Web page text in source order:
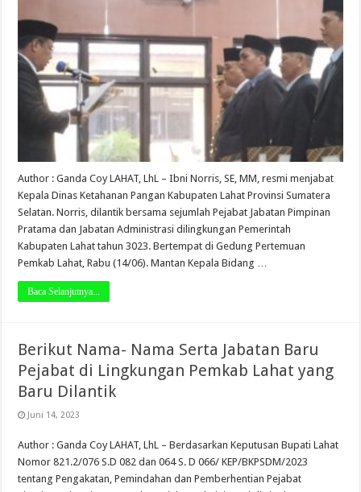
Author : Ganda Coy LAHAT, LhL – Ibni Norris, SE, MM, resmi menjabat
Kepala Dinas Ketahanan Pangan Kabupaten Lahat Provinsi Sumatera
Selatan. Norris, dilantik bersama sejumlah Pejabat Jabatan Pimpinan
Pratama dan Jabatan Administrasi dilingkungan Pemerintah
Kabupaten Lahat tahun 3023. Bertempat di Gedung Pertemuan
Pemkab Lahat, Rabu (14/06). Mantan Kepala Bidang …
Baca Selanjutnya...
Berikut Nama- Nama Serta Jabatan Baru
Pejabat di Lingkungan Pemkab Lahat yang
Baru Dilantik
Juni 14, 2023
Author : Ganda Coy LAHAT, LhL – Berdasarkan Keputusan Bupati Lahat
Nomor 821.2/076 S.D 082 dan 064 S. D 066/ KEP/BKPSDM/2023
tentang Pengakatan, Pemindahan dan Pemberhentian Pejabat